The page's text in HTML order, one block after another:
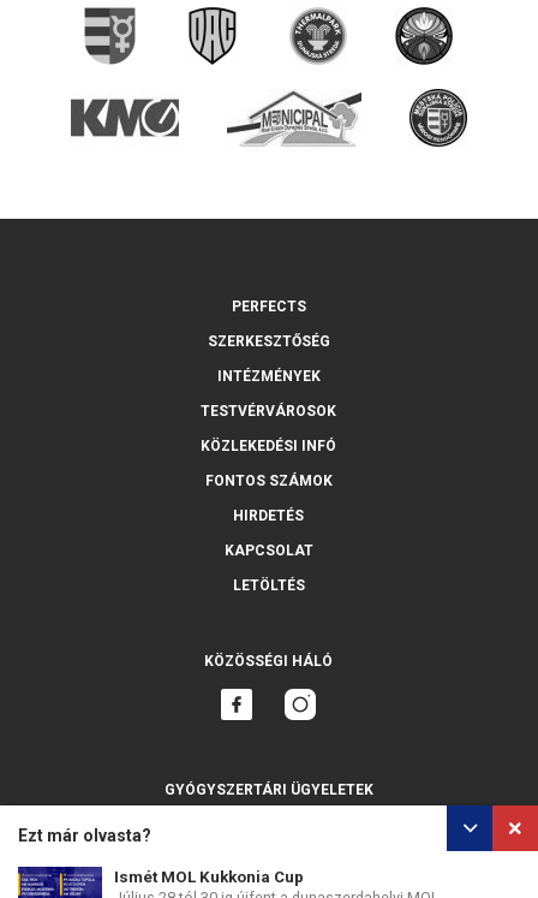
Ezt már olvasta?
Ismét MOL Kukkonia Cup
PERFECTS
SZERKESZTŐSÉG
INTÉZMÉNYEK
TESTVÉRVÁROSOK
KÖZLEKEDÉSI INFÓ
FONTOS SZÁMOK
HIRDETÉS
KAPCSOLAT
LETÖLTÉS
KÖZÖSSÉGI HÁLÓ
GYÓGYSZERTÁRI ÜGYELETEK